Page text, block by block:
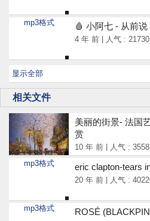
mp3格式 🩸 小阿七 - 从前说
4 年 前 | 人气 : 21730
显示全部
相关文件
美丽的街景- 法国
赏
10 年 前 | 人气 : 3558
mp3格式
eric clapton-tears
20 年 前 | 人气 :
mp3格式 ROSÉ